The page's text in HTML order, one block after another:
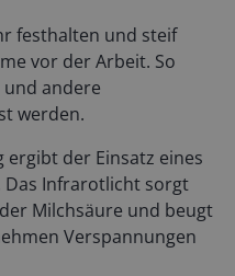
festhalten und steif
vor der Arbeit. So
andere
werden.
ergibt der Einsatz eines
Das Infrarotlicht sorgt
Milchsäure und beugt
Verspannungen